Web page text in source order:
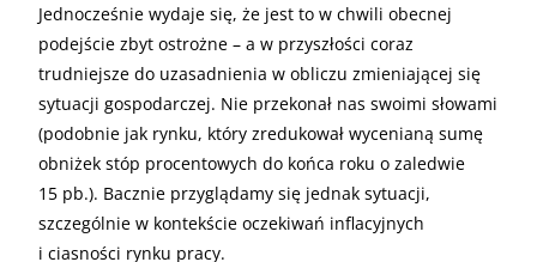
Jednocześnie wydaje się, że jest to w chwili obecnej
podejście zbyt ostrożne – a w przyszłości coraz
trudniejsze do uzasadnienia w obliczu zmieniającej się
sytuacji gospodarczej. Nie przekonał nas swoimi słowami
(podobnie jak rynku, który zredukował wycenianą sumę
obniżek stóp procentowych do końca roku o zaledwie
15 pb.). Bacznie przyglądamy się jednak sytuacji,
szczególnie w kontekście oczekiwań inflacyjnych
i ciasności rynku pracy.